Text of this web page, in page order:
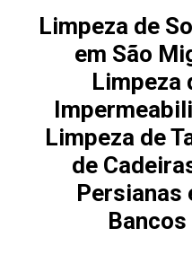
Limpeza de
em São
Limpeza
Limpeza de
de
Persianas